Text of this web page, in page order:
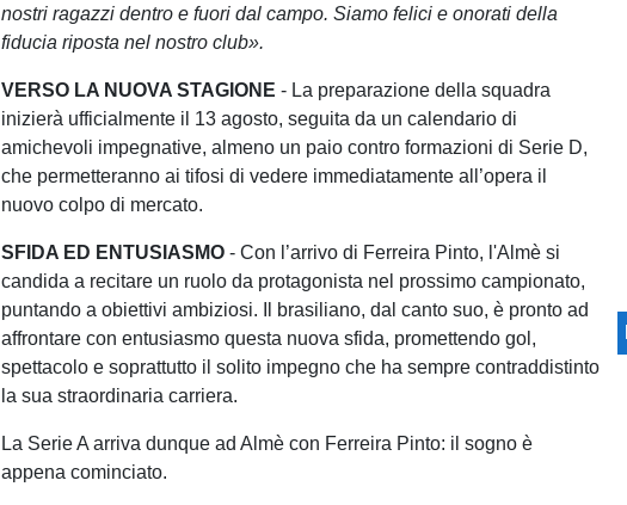
nostri ragazzi dentro e fuori dal campo. Siamo felici e onorati della
fiducia riposta nel nostro club».
VERSO LA NUOVA STAGIONE - La preparazione della squadra
inizierà ufficialmente il 13 agosto, seguita da un calendario di
amichevoli impegnative, almeno un paio contro formazioni di Serie D,
che permetteranno ai tifosi di vedere immediatamente all’opera il
nuovo colpo di mercato.
SFIDA ED ENTUSIASMO - Con l’arrivo di Ferreira Pinto, l'Almè si
candida a recitare un ruolo da protagonista nel prossimo campionato,
puntando a obiettivi ambiziosi. Il brasiliano, dal canto suo, è pronto ad
affrontare con entusiasmo questa nuova sfida, promettendo gol,
spettacolo e soprattutto il solito impegno che ha sempre contraddistinto
la sua straordinaria carriera.
La Serie A arriva dunque ad Almè con Ferreira Pinto: il sogno è
appena cominciato.